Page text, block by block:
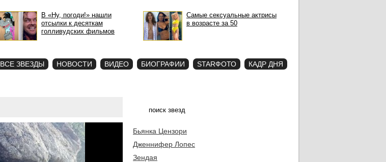
В «Ну, погоди!» нашли
отсылки к десяткам
голливудских фильмов
Самые сексуальные актрисы
в возрасте за 50
ВСЕ ЗВЕЗДЫ НОВОСТИ ВИДЕО БИОГРАФИИ STARФОТО КАДР ДНЯ
Бьянка Цензори
Дженнифер Лопес
Зендая